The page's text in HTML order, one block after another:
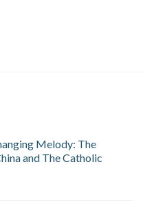
Melody: The
and The Catholic